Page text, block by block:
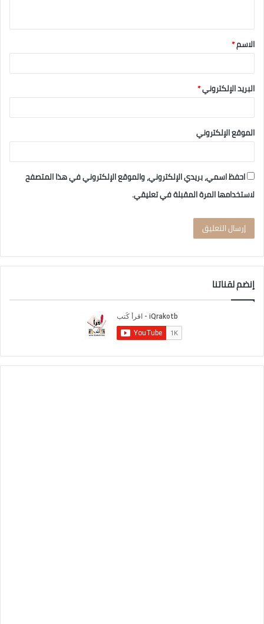
الاسم*
البريد الإلكتروني*
الموقع الإلكتروني
احفظ اسمي، بريدي الإلكتروني، والموقع الإلكتروني في هذا المتصفح
لاستخدامها المرة المقبلة في تعليقي.
إنضم لقناتنا